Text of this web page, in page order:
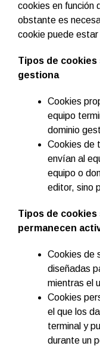
cookies en función
obstante es
cookie puede
Tipos de
gestiona
Cookies
equipo
dominio
Cookies de
envían al
equipo o
editor, sino
Tipos de
permanecen
Cookies de
diseñadas
mientras el
Cookies
el que los
terminal y
durante un